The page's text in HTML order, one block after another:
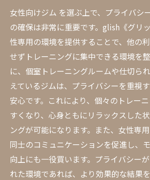
女性専用ジム 健康的に理想の体を
女性専用ジム メリット と成
実践的なフィットネス目標の
モチベーションを維持するた
ク
食事管理とトレーニングの相
長期間続けられる習慣作りの
女性向けジム ならではのサ
glish《グリッシュ》で健康と美し
る方法
女性向けジム を選ぶ上で、プライバシ
の確保は非常に重要です。glish《グリ
性専用の環境を提供することで、他の
せずトレーニングに集中できる環境を
に、個室トレーニングルームや仕切ら
えているジムは、プライバシーを重視
安心です。これにより、個々のトレー
すくなり、心身ともにリラックスした
ングが可能になります。また、女性専
同士のコミュニケーションを促進し、
向上にも一役買います。プライバシー
れた環境であれば、より効果的な結果